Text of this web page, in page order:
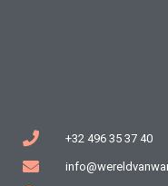
+32 496 35 37 40